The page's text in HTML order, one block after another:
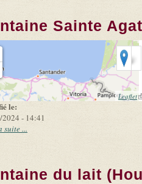
Sainte
Leaflet
le:
- 14:41
suite ...
du lait